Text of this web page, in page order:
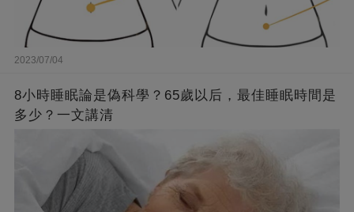
2023/07/04
8小時睡眠論是偽科學？65歲以后，最佳睡眠時間是
多少？一文講清